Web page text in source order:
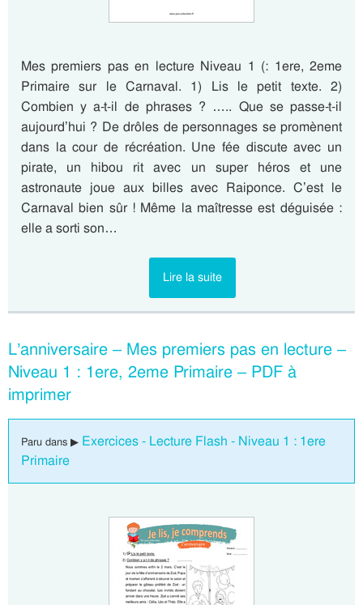
Mes premiers pas en lecture Niveau 1 (: 1ere, 2eme
Primaire sur le Carnaval. 1) Lis le petit texte. 2)
Combien y a-t-il de phrases ? ….. Que se passe-t-il
aujourd’hui ? De drôles de personnages se promènent
dans la cour de récréation. Une fée discute avec un
pirate, un hibou rit avec un super héros et une
astronaute joue aux billes avec Raiponce. C’est le
Carnaval bien sûr ! Même la maîtresse est déguisée :
elle a sorti son…
Lire la suite
L’anniversaire – Mes premiers pas en lecture –
Niveau 1 : 1ere, 2eme Primaire – PDF à
imprimer
Paru dans ▶ Exercices - Lecture Flash - Niveau 1 : 1ere
Primaire